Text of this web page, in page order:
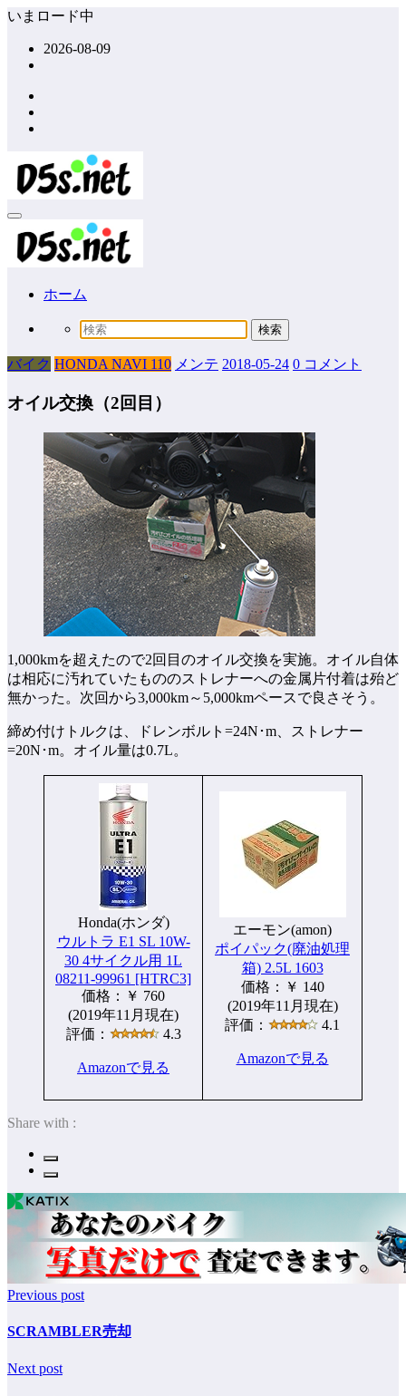
コ
ッ
プ
いまロード中
2026-08-09
ホーム
バイク HONDA NAVI 110 メンテ 2018-05-24 0 コメント
オイル交換（2回目）
1,000kmを超えたので2回目のオイル交換を実施。オイル自体
は相応に汚れていたもののストレナーへの金属片付着は殆ど
無かった。次回から3,000km～5,000kmペースで良さそう。
締め付けトルクは、ドレンボルト=24N･m、ストレナー
=20N･m。オイル量は0.7L。
Honda(ホンダ)
ウルトラ E1 SL 10W-
30 4サイクル用 1L
08211-99961 [HTRC3]
価格：￥ 760
(2019年11月現在)
評価：
4.3
Amazonで見る
エーモン(amon)
ポイパック(廃油処理
箱) 2.5L 1603
価格：￥ 140
(2019年11月現在)
評価：
4.1
Amazonで見る
Share with :
Previous post
SCRAMBLER売却
Next post